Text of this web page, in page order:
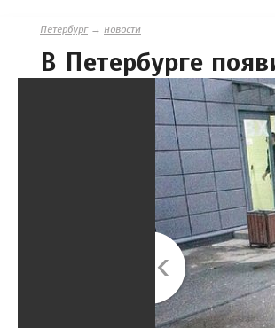
Петербург→ новости
В Петербурге